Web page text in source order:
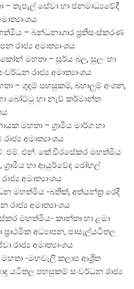
තැපැල් සේවා හා ජනමාධ්‍යවේදී
– බන්ධනාගාර ප්‍රතිසංස්කරණ
රාජ්‍ය අමාත්‍යාංශය
මහතා – සූර්ය බල, සුලං හා
රාජ්‍ය අමාත්‍යාංශය
– ගුදම් පහසුකම්, බහාලුම් අංගන,
බෝට්ටු හා නැව් කර්මාන්ත
මහතා – ග්‍රාමීය මාර්ග හා
අමාත්‍යාංශය
එම්. එන්. කේ.වීරසේකර මහත්මිය
ග්‍රාමීය හා ආයුර්වේද රෝහල්
අමාත්‍යාංශය
මහත්මිය -බතික්, අත්යන්ත්‍ර රෙදි
අමාත්‍යාංශය
මහත්මිය- කාන්තා හා ළමා
ප්‍රාථමික අධ්‍යාපන, පාසැල්යටිතල
රාජ්‍ය අමාත්‍යාංශය
-මහවැලි කලාප ආශ්‍රිත
යටිතල පහසුකම් සංවර්ධන රාජ්‍ය